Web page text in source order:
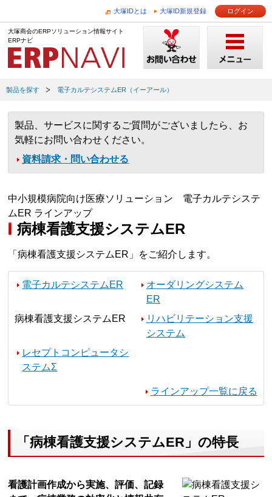
大塚IDとは 大塚ID新規登録 ログイン
大塚商会のERPソリューション情報サイト
ERPナビ
製品を探す 電子カルテシステムER（イーアール）
製品、サービスに関するご質問がございましたら、お
気軽にお問い合わせください。
資料請求・問い合わせる
中小規模病院向け医療ソリューション 電子カルテシステ
ムER ラインアップ
病棟看護支援システムER
「病棟看護支援システムER」をご紹介します。
電子カルテシステムER
オーダリングシステム
ER
病棟看護支援システムER
リハビリテーション支援
システム
レセプトコンピュータシ
ステムΣ
ラインアップ一覧に戻る
「病棟看護支援システムER」の特長
看護計画作成から実施、評価、記録